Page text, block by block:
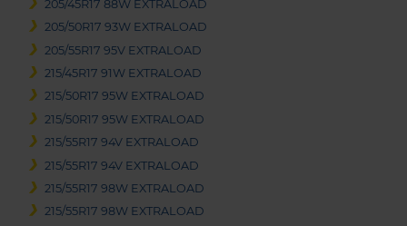
205/45R17 88W EXTRALOAD
205/50R17 93W EXTRALOAD
205/55R17 95V EXTRALOAD
215/45R17 91W EXTRALOAD
215/50R17 95W EXTRALOAD
215/50R17 95W EXTRALOAD
215/55R17 94V EXTRALOAD
215/55R17 94V EXTRALOAD
215/55R17 98W EXTRALOAD
215/55R17 98W EXTRALOAD